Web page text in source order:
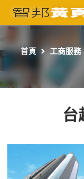
首頁
工商服務
首頁 工商服務
台